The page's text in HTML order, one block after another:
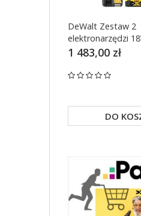
DeWalt Zestaw 2
elektronarzędzi
DCD791 2x5Ah
1 483,00 zł
DO